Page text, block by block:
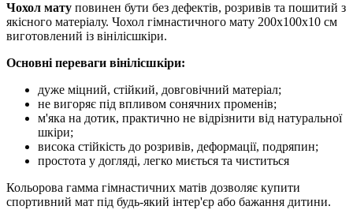
Чохол мату повинен бути без дефектів, розривів та пошитий з
якісного матеріалу. Чохол гімнастичного мату 200х100х10 см
виготовлений із вінілісшкіри.
Основні переваги вінілісшкіри:
дуже міцний, стійкий, довговічний матеріал;
не вигоряє під впливом сонячних променів;
м'яка на дотик, практично не відрізнити від натуральної
шкіри;
висока стійкість до розривів, деформації, подряпин;
простота у догляді, легко миється та чиститься
Кольорова гамма гімнастичних матів дозволяє купити
спортивний мат під будь-який інтер'єр або бажання дитини.